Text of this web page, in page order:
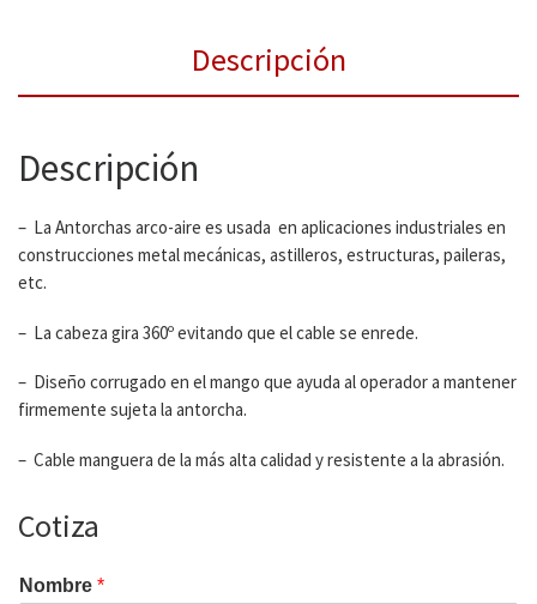
Descripción
Descripción
– La Antorchas arco-aire es usada en aplicaciones industriales en
construcciones metal mecánicas, astilleros, estructuras, paileras,
etc.
– La cabeza gira 360º evitando que el cable se enrede.
– Diseño corrugado en el mango que ayuda al operador a mantener
firmemente sujeta la antorcha.
– Cable manguera de la más alta calidad y resistente a la abrasión.
Cotiza
Nombre *